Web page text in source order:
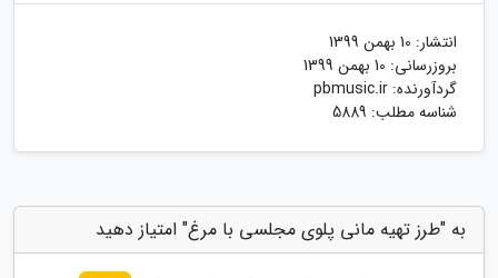
انتشار: 10 بهمن 1399
بروزرسانی: 10 بهمن 1399
گردآورنده: pbmusic.ir
شناسه مطلب: 5889
به "طرز تهیه مانی پلوی مجلسی با مرغ" امتیاز دهید